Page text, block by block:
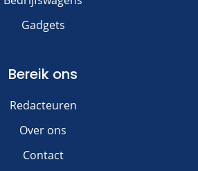
Gadgets
Bereik ons
Redacteuren
Over ons
Contact